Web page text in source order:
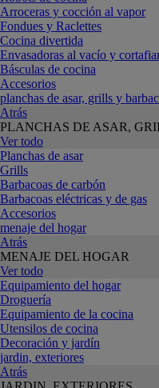
Arroceras y cocción al vapor
Fondues y Raclettes
Cocina divertida
Envasadoras al vacío y
Básculas de cocina
Accesorios
planchas de asar, grills y
Atrás
PLANCHAS DE ASAR,
Ver todo
Planchas de asar
Grills
Barbacoas de carbón
Barbacoas eléctricas y de gas
Accesorios
menaje del hogar
Atrás
MENAJE DEL HOGAR
Ver todo
Equipamiento del hogar
Droguería
Equipamiento de la cocina
Utensilos de cocina
Decoración y jardín
jardin, exteriores
Atrás